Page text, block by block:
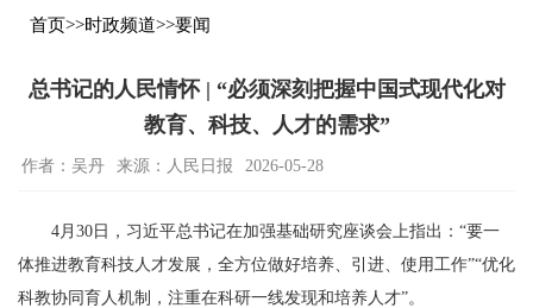
首页>>时政频道>>要闻
总书记的人民情怀 | “必须深刻把握中国式现代化对
教育、科技、人才的需求”
作者：吴丹 来源：人民日报 2026-05-28
4月30日，习近平总书记在加强基础研究座谈会上指出：“要一
体推进教育科技人才发展，全方位做好培养、引进、使用工作”“优化
科教协同育人机制，注重在科研一线发现和培养人才”。